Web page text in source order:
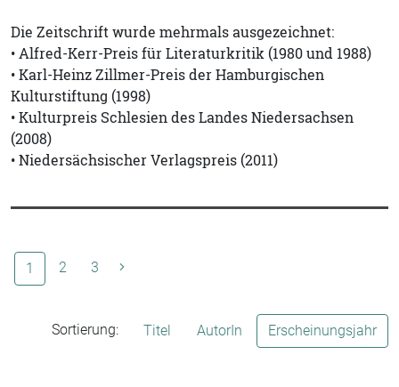
Die Zeitschrift wurde mehrmals ausgezeichnet:
• Alfred-Kerr-Preis für Literaturkritik (1980 und 1988)
• Karl-Heinz Zillmer-Preis der Hamburgischen
Kulturstiftung (1998)
• Kulturpreis Schlesien des Landes Niedersachsen
(2008)
• Niedersächsischer Verlagspreis (2011)
1 (aktuelle Seite)
2 3
Sortierung: Titel AutorIn Erscheinungsjahr